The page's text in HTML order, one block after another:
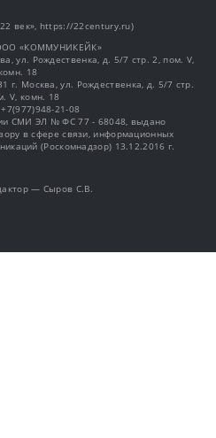
век», https://22century.ru)
«КОММУНИКЕЙК»
ул. Рождественка, д. 5/7 стр. 2, пом. V,
комн. 18
г. Москва, ул. Рождественка, д. 5/7 стр.
V, комн. 18
21-08
СМИ ЭЛ № ФС 77 - 68048, выдано
в сфере связи, информационных
(Роскомнадзор) 13.12.2016 г.
— Сыров С.В.